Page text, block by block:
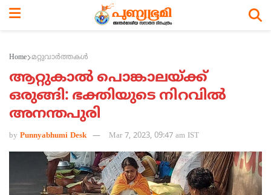
Home മറ്റുവാര്‍ത്തകള്‍
ആറ്റുകാല്‍ പൊങ്കാലയ്ക്ക്
ഒരുങ്ങി: ഭക്തിയുടെ നിറവില്‍
അനന്തപുരി
by Punnyabhumi Desk Mar 7, 2023, 09:47 am IST